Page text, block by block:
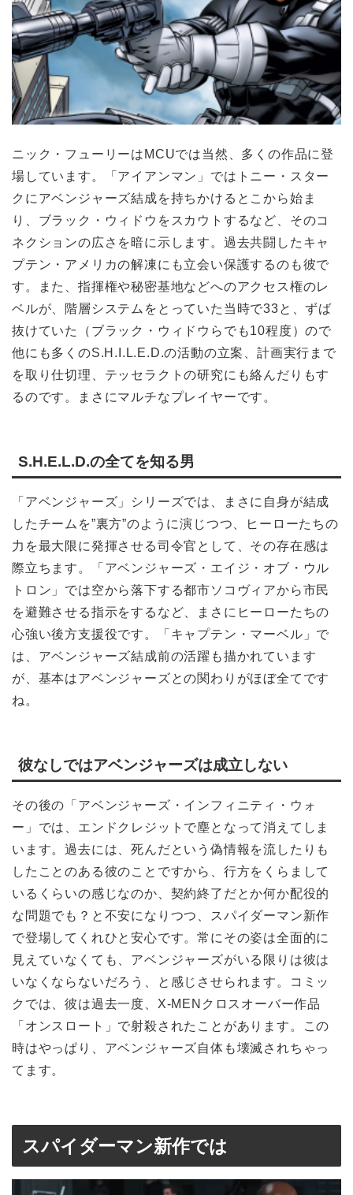
ニック・フューリーはMCUでは当然、多くの作品に登
場しています。「アイアンマン」ではトニー・スター
クにアベンジャーズ結成を持ちかけるとこから始ま
り、ブラック・ウィドウをスカウトするなど、そのコ
ネクションの広さを暗に示します。過去共闘したキャ
プテン・アメリカの解凍にも立会い保護するのも彼で
す。また、指揮権や秘密基地などへのアクセス権のレ
ベルが、階層システムをとっていた当時で33と、ずば
抜けていた（ブラック・ウィドウらでも10程度）ので
他にも多くのS.H.I.L.E.D.の活動の立案、計画実行まで
を取り仕切理、テッセラクトの研究にも絡んだりもす
るのです。まさにマルチなプレイヤーです。
S.H.E.L.D.の全てを知る男
「アベンジャーズ」シリーズでは、まさに自身が結成
したチームを”裏方”のように演じつつ、ヒーローたちの
力を最大限に発揮させる司令官として、その存在感は
際立ちます。「アベンジャーズ・エイジ・オブ・ウル
トロン」では空から落下する都市ソコヴィアから市民
を避難させる指示をするなど、まさにヒーローたちの
心強い後方支援役です。「キャプテン・マーベル」で
は、アベンジャーズ結成前の活躍も描かれています
が、基本はアベンジャーズとの関わりがほぼ全てです
ね。
彼なしではアベンジャーズは成立しない
その後の「アベンジャーズ・インフィニティ・ウォ
ー」では、エンドクレジットで塵となって消えてしま
います。過去には、死んだという偽情報を流したりも
したことのある彼のことですから、行方をくらまして
いるくらいの感じなのか、契約終了だとか何か配役的
な問題でも？と不安になりつつ、スパイダーマン新作
で登場してくれひと安心です。常にその姿は全面的に
見えていなくても、アベンジャーズがいる限りは彼は
いなくならないだろう、と感じさせられます。コミッ
クでは、彼は過去一度、X-MENクロスオーバー作品
「オンスロート」で射殺されたことがあります。この
時はやっぱり、アベンジャーズ自体も壊滅されちゃっ
てます。
スパイダーマン新作では